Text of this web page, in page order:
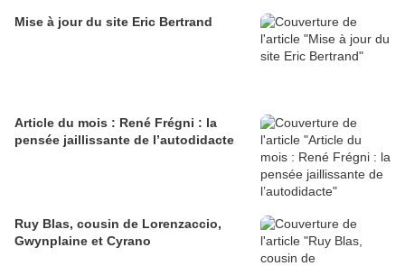
Mise à jour du site Eric Bertrand
Article du mois : René Frégni : la
pensée jaillissante de l’autodidacte
Ruy Blas, cousin de Lorenzaccio,
Gwynplaine et Cyrano